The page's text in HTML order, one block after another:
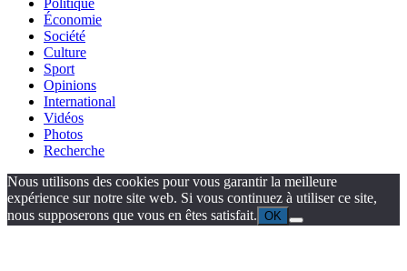
Politique
Économie
Société
Culture
Sport
Opinions
International
Vidéos
Photos
Recherche
Nous utilisons des cookies pour vous garantir la meilleure
expérience sur notre site web. Si vous continuez à utiliser ce site,
nous supposerons que vous en êtes satisfait. OK